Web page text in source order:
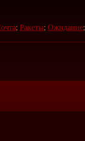
; Ракеты; Ожидание;